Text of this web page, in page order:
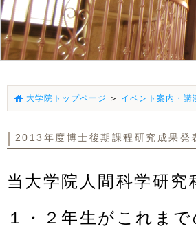
大学院トップページ ＞ イベント案内・講
2013年度博士後期課程研究成果発
当大学院人間科学研
１・２年生がこれま